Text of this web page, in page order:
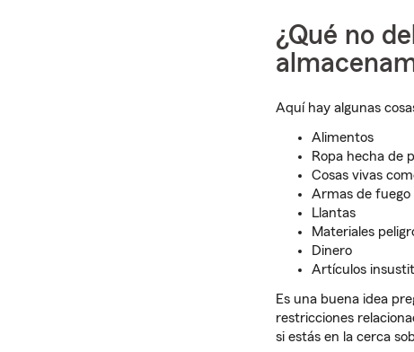
¿Qué no
Aquí hay algunas
Alimentos
Ropa hecha de
Cosas vivas
Armas de fuego
Llantas
Materiales
Dinero
Artículos
Es una buena idea
restricciones
si estás en la cerca